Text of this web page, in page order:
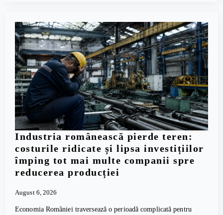
Industria românească pierde teren:
costurile ridicate și lipsa investițiilor
împing tot mai multe companii spre
reducerea producției
August 6, 2026
Economia României traversează o perioadă complicată pentru